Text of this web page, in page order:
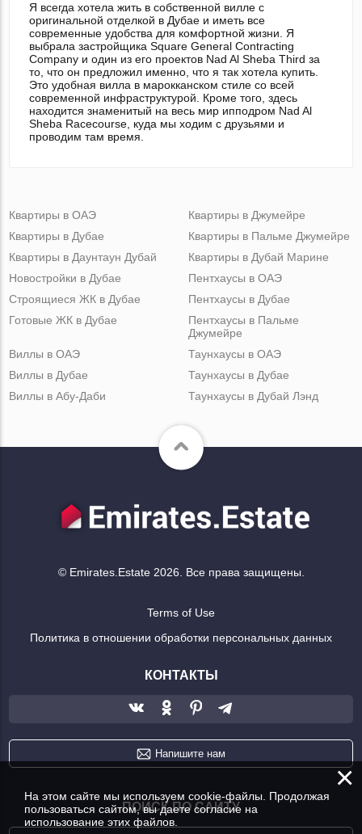
Я всегда хотела жить в собственной вилле с
оригинальной отделкой в Дубае и иметь все
современные удобства для комфортной жизни. Я
выбрала застройщика Square General Contracting
Company и один из его проектов Nad Al Sheba Third за
то, что он предложил именно, что я так хотела купить.
Это удобная вилла в марокканском стиле со всей
современной инфраструктурой. Кроме того, здесь
находится знаменитый на весь мир ипподром Nad Al
Sheba Racecourse, куда мы ходим с друзьями и
проводим там время.
Квартиры в ОАЭ
Квартиры в Дубае
Квартиры в Даунтаун Дубай
Квартиры в Джумейре
Квартиры в Пальме Джумейре
Квартиры в Дубай Марине
Новостройки в Дубае
Строящиеся ЖК в Дубае
Готовые ЖК в Дубае
Пентхаусы в ОАЭ
Пентхаусы в Дубае
Пентхаусы в Пальме
Джумейре
Виллы в ОАЭ
Виллы в Дубае
Виллы в Абу-Даби
Таунхаусы в ОАЭ
Таунхаусы в Дубае
Таунхаусы в Дубай Лэнд
© Emirates.Estate 2026. Все права защищены.
Terms of Use
Политика в отношении обработки персональных данных
КОНТАКТЫ
Напишите нам
ПОИСК ПО САЙТУ
×
На этом сайте мы используем cookie-файлы. Продолжая
пользоваться сайтом, вы даете согласие на
использование этих файлов.